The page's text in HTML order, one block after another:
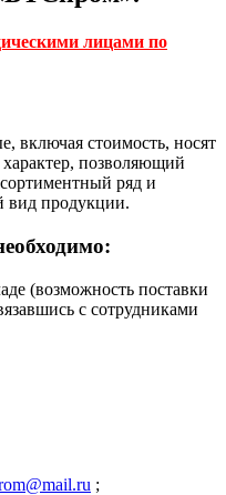
лицами по
включая стоимость, носят
позволяющий
ряд и
вид продукции.
(возможность поставки
с сотрудниками
;